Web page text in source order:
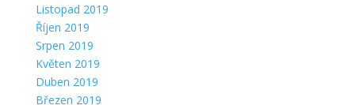
Listopad 2019
Říjen 2019
Srpen 2019
Květen 2019
Duben 2019
Březen 2019